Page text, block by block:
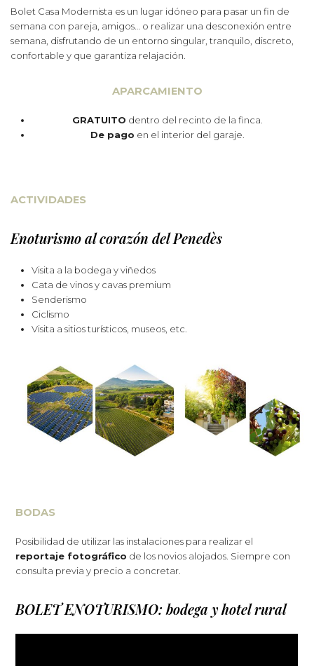
Bolet Casa Modernista es un lugar idóneo para pasar un fin de
semana con pareja, amigos… o realizar una desconexión entre
semana, disfrutando de un entorno singular, tranquilo, discreto,
confortable y que garantiza relajación.
APARCAMIENTO
GRATUITO dentro del recinto de la finca.
De pago en el interior del garaje.
ACTIVIDADES
Enoturismo al corazón del Penedès
Visita a la bodega y viñedos
Cata de vinos y cavas premium
Senderismo
Ciclismo
Visita a sitios turísticos, museos, etc.
BODAS
Posibilidad de utilizar las instalaciones para realizar el
reportaje fotográfico de los novios alojados. Siempre con
consulta previa y precio a concretar.
BOLET ENOTURISMO: bodega y hotel rural